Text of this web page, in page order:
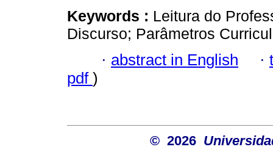
Keywords : Leitura do
Discurso; Parâmetros
· abstract in English ·
pdf )
© 2026